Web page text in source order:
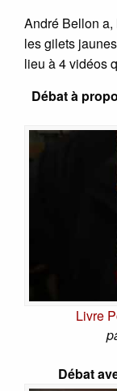
André Bellon
les gilets
lieu à 4 vidéos
Débat à
Livre
Débat